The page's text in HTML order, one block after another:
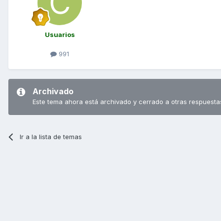
Usuarios
991
Archivado
Este tema ahora está archivado y cerrado a otras
Ir a la lista de temas